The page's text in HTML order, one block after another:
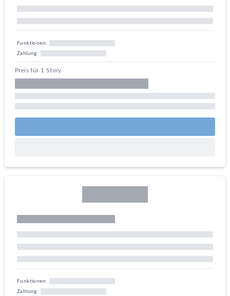
Funktionen:
Zahlung:
Preis für 1 Story
Funktionen:
Zahlung: